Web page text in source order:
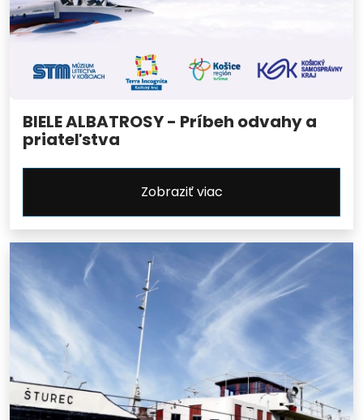
BIELE ALBATROSY - Príbeh odvahy a
priateľstva
Zobraziť viac